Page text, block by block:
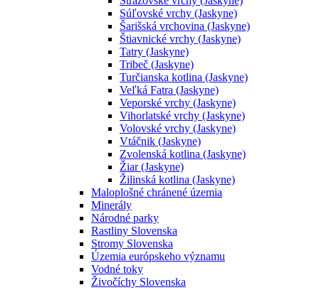
Súľovské vrchy (Jaskyne)
Šarišská vrchovina (Jaskyne)
Štiavnické vrchy (Jaskyne)
Tatry (Jaskyne)
Tribeč (Jaskyne)
Turčianska kotlina (Jaskyne)
Veľká Fatra (Jaskyne)
Veporské vrchy (Jaskyne)
Vihorlatské vrchy (Jaskyne)
Volovské vrchy (Jaskyne)
Vtáčnik (Jaskyne)
Zvolenská kotlina (Jaskyne)
Žiar (Jaskyne)
Žilinská kotlina (Jaskyne)
Maloplošné chránené územia
Minerály
Národné parky
Rastliny Slovenska
Stromy Slovenska
Územia európskeho významu
Vodné toky
Živočíchy Slovenska